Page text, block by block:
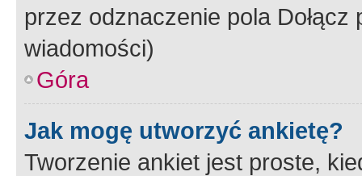
przez odznaczenie pola
wiadomości)
Góra
Jak mogę utworzyć ankietę?
Tworzenie ankiet jest proste,